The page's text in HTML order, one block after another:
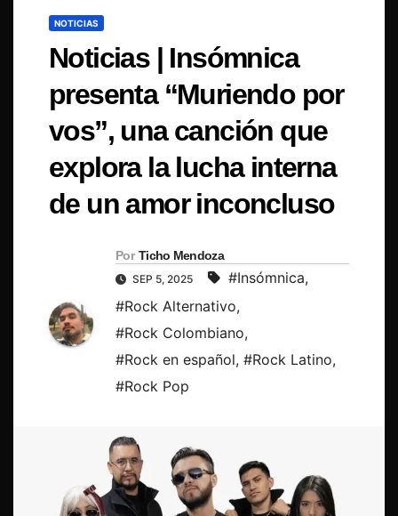
NOTICIAS
Noticias | Insómnica
presenta “Muriendo por
vos”, una canción que
explora la lucha interna
de un amor inconcluso
Por Ticho Mendoza
SEP 5, 2025 #Insómnica,
#Rock Alternativo,
#Rock Colombiano,
#Rock en español, #Rock Latino,
#Rock Pop